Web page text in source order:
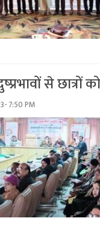
से छात्रों
7:50 PM